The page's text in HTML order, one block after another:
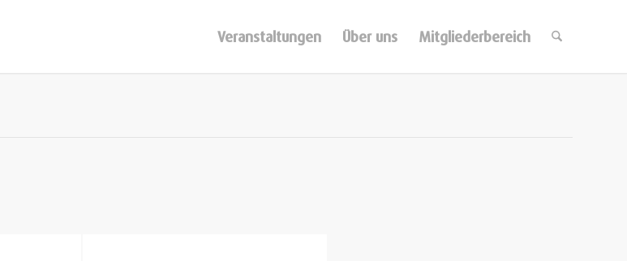
Veranstaltungen Über uns Mitgliederbereich